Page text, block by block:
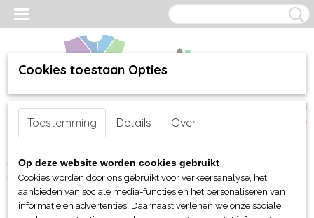
Inloggen Registreren
(0)
Home >webshop>Per merk >Myrtle Beach hoofd-handen
Mutsen en Beanies> Myrtle Beach gestreepte beanie
Cookies toestaan Opties
Toestemming Details Over
Op deze website worden cookies gebruikt
Cookies worden door ons gebruikt voor verkeersanalyse, het
aanbieden van sociale media-functies en het personaliseren van
informatie en advertenties. Daarnaast verlenen we onze sociale